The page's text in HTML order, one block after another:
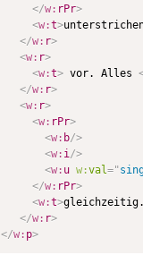
</w: rPr>
<w:t>
</w: r>
<w: r>
<w:t> vor. Alles
</w: r>
<w: r>
<w: rPr>
<w: b/>
<w: i/>
<w: u w:val="
</w: rPr>
<w:t>
</w: r>
</w: p>